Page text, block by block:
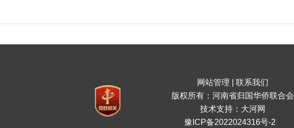
网站管理
联系我们
版权所有：河南省归国华侨联合会
技术支持： 大河网
豫ICP备2022024316号-2